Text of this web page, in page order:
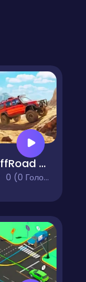
OffRoad 4x4 Driving Simulator
0 (0 Голосів)